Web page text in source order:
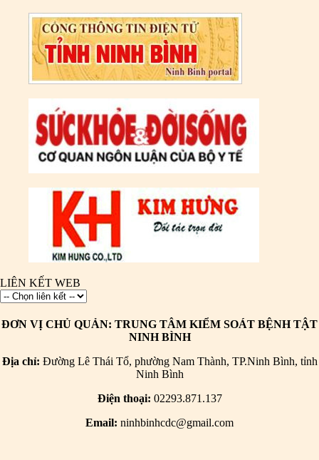
LIÊN KẾT WEB
ĐƠN VỊ CHỦ QUẢN: TRUNG TÂM KIỂM SOÁT BỆNH TẬT
NINH BÌNH
Địa chỉ: Đường Lê Thái Tổ, phường Nam Thành, TP.Ninh Bình, tỉnh
Ninh Bình
Điện thoại: 02293.871.137
Email: ninhbinhcdc@gmail.com